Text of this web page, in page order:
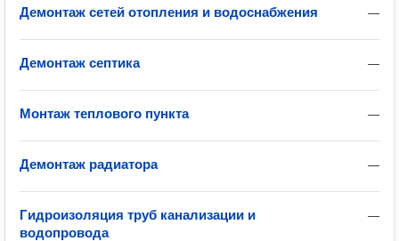
—
Демонтаж сетей отопления и водоснабжения
—
Демонтаж септика
—
Монтаж теплового пункта
—
Демонтаж радиатора
—
Гидроизоляция труб канализации и
водопровода